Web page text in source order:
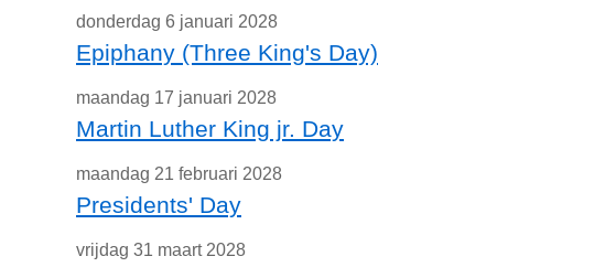
donderdag 6 januari 2028
Epiphany (Three King's Day)
maandag 17 januari 2028
Martin Luther King jr. Day
maandag 21 februari 2028
Presidents' Day
vrijdag 31 maart 2028